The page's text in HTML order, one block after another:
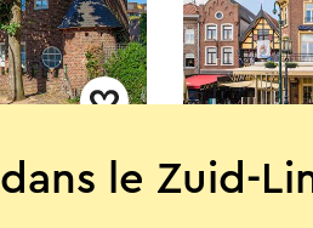
Hotel De
dans le Zuid-